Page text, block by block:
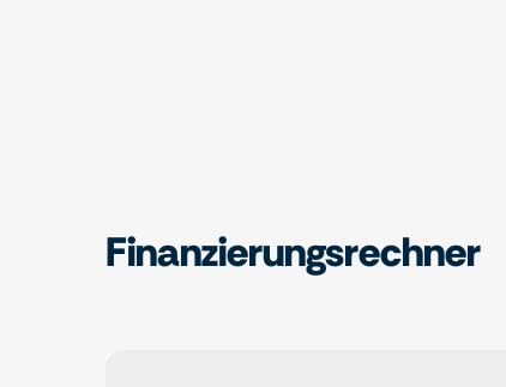
Finanzierungsrechner